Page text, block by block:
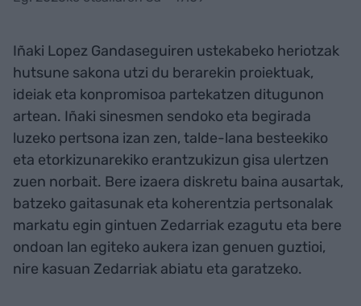
Iñaki Lopez Gandaseguiren ustekabeko heriotzak
hutsune sakona utzi du berarekin proiektuak,
ideiak eta konpromisoa partekatzen ditugunon
artean. Iñaki sinesmen sendoko eta begirada
luzeko pertsona izan zen, talde-lana besteekiko
eta etorkizunarekiko erantzukizun gisa ulertzen
zuen norbait. Bere izaera diskretu baina ausartak,
batzeko gaitasunak eta koherentzia pertsonalak
markatu egin gintuen Zedarriak ezagutu eta bere
ondoan lan egiteko aukera izan genuen guztioi,
nire kasuan Zedarriak abiatu eta garatzeko.